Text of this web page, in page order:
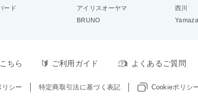
ード アイリスオーヤマ
西川
BRUNO
ちら ご利用ガイド よくあるご質問
シー 特定商取引法に基づく表記 Cookieポリシ